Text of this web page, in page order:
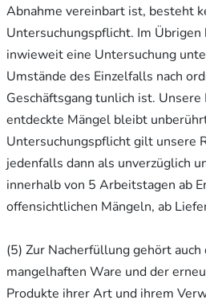
Abnahme vereinbart ist, besteht
Untersuchungspflicht. Im Übrigen
inwieweit eine Untersuchung
Umstände des Einzelfalls nach
Geschäftsgang tunlich ist.
entdeckte Mängel bleibt
Untersuchungspflicht gilt unsere
jedenfalls dann als unverzüglich
innerhalb von 5 Arbeitstagen ab
offensichtlichen Mängeln, ab
(5) Zur Nacherfüllung gehört
mangelhaften Ware und der
Produkte ihrer Art und ihrem